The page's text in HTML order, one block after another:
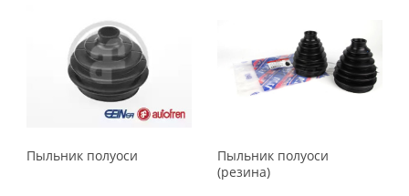
Пыльник полуоси
Пыльник полуоси
(резина)